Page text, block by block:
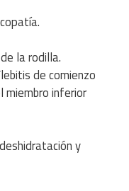
la rodilla.
de comienzo
miembro inferior
y